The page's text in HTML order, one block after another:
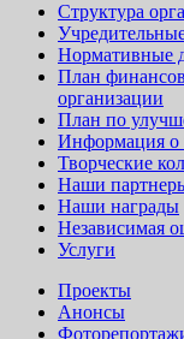
Структура
Нормативные
План
организации
План по
Информация о
Творческие
Наши
Наши награды
Независимая
Услуги
Проекты
Анонсы